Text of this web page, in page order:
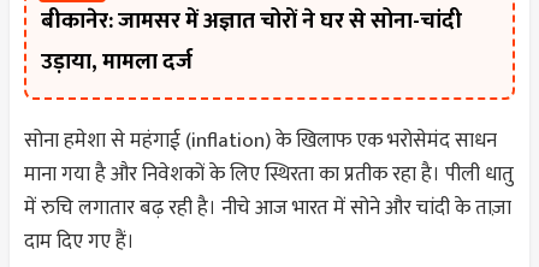
बीकानेर: जामसर में अज्ञात चोरों ने घर से सोना-चांदी
उड़ाया, मामला दर्ज
सोना हमेशा से महंगाई (inflation) के खिलाफ एक भरोसेमंद साधन
माना गया है और निवेशकों के लिए स्थिरता का प्रतीक रहा है। पीली धातु
में रुचि लगातार बढ़ रही है। नीचे आज भारत में सोने और चांदी के ताज़ा
दाम दिए गए हैं।